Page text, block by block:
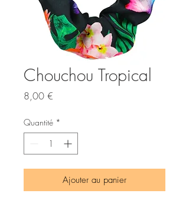
Chouchou Tropical
8,00 €
Quantité *
Ajouter au panier